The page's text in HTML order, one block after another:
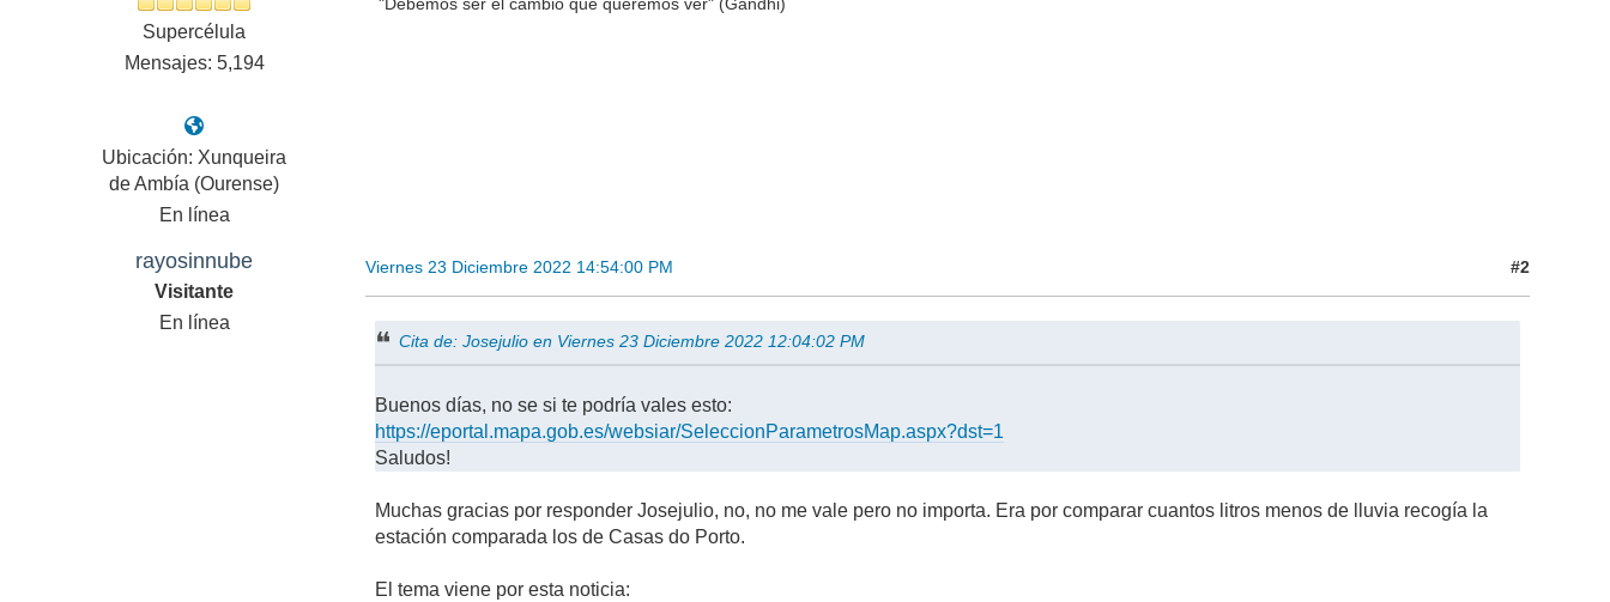
Supercélula
Mensajes: 5,194
Ubicación: Xunqueira
de Ambía (Ourense)
En línea
rayosinnube
Visitante
En línea
Viernes 23 Diciembre 2022 14:54:00 PM #2
Cita de: Josejulio en Viernes 23 Diciembre 2022 12:04:02 PM
Buenos días, no se si te podría vales esto:
https://eportal.mapa.gob.es/websiar/SeleccionParametrosMap.aspx?dst=1
Saludos!
Muchas gracias por responder Josejulio, no, no me vale pero no importa. Era por comparar cuantos litros menos de lluvia recogía la
estación comparada los de Casas do Porto.
El tema viene por esta noticia: